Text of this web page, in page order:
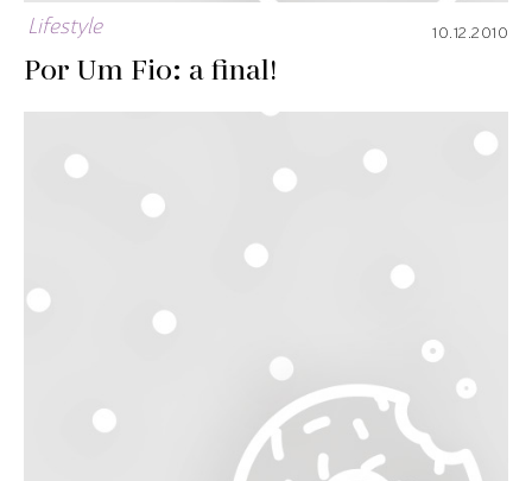
Lifestyle 10.12.2010
Por Um Fio: a final!